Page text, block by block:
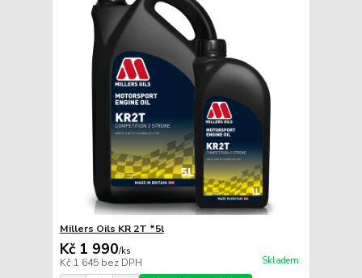
Millers Oils KR 2T *5l
Kč 1 990/ks
Kč 1 645 bez DPH Skladem